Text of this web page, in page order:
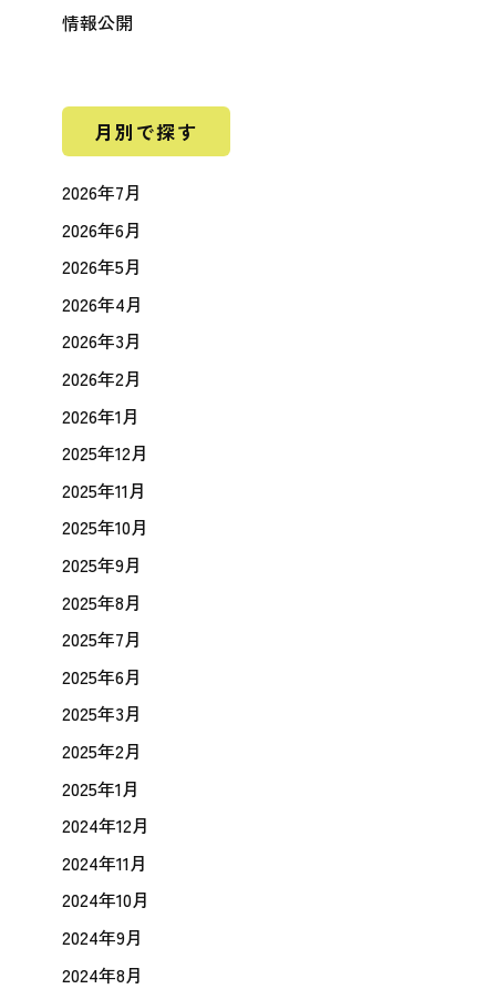
情報公開
月別で探す
2026年7月
2026年6月
2026年5月
2026年4月
2026年3月
2026年2月
2026年1月
2025年12月
2025年11月
2025年10月
2025年9月
2025年8月
2025年7月
2025年6月
2025年3月
2025年2月
2025年1月
2024年12月
2024年11月
2024年10月
2024年9月
2024年8月